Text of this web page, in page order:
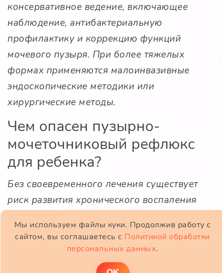
консервативное ведение, включающее
наблюдение, антибактериальную
профилактику и коррекцию функций
мочевого пузыря. При более тяжелых
формах применяются малоинвазивные
эндоскопические методики или
хирургические методы.
Чем опасен пузырно-
мочеточниковый рефлюкс
для ребенка?
Без своевременного лечения существует
риск развития хронического воспаления
артериальной гипертензии.
Может ли пузырно-
Мы используем файлы куки. Продолжив работу с
сайтом, вы соглашаетесь с Политикой обработки
персональных данных.